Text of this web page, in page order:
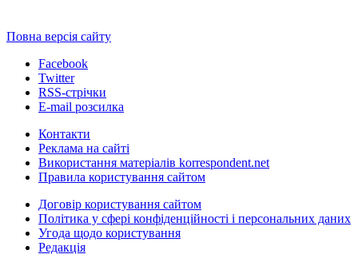
Повна версія сайту
Facebook
Twitter
RSS-стрічки
E-mail розсилка
Контакти
Реклама на сайті
Використання матеріалів korrespondent.net
Правила користування сайтом
Договір користування сайтом
Політика у сфері конфіденційності і персональних даних
Угода щодо користування
Редакція